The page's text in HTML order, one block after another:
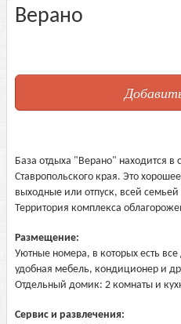
Верано
База отдыха "Верано" находится в
Ставропольского края. Это
выходные или отпуск, всей
Территория комплекса
Размещение:
Уютные номера, в которых есть
удобная мебель, кондиционер и
Отдельный домик: 2 комнаты и
Сервис и развлечения: